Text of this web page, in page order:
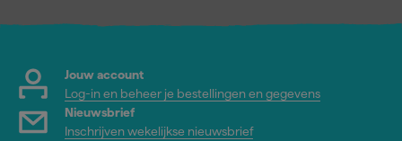
Jouw account
Log-in en beheer je bestellingen en gegevens
Nieuwsbrief
Inschrijven wekelijkse nieuwsbrief